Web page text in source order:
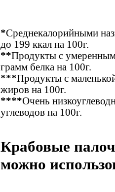
*Среднекалорийными
до 199 ккал на 100г.
**Продукты с
грамм белка на 100г.
***Продукты с
жиров на 100г.
****Очень
углеводов на 100г.
Крабовые
можно